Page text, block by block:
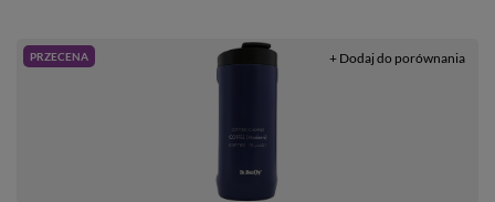
PRZECENA + Dodaj do porównania